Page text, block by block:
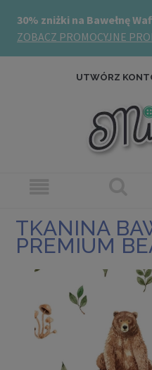
UTWÓRZ
TKANINA
PREMIUM